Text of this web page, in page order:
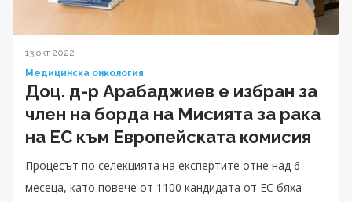
13 окт 2022
Медицинска онкология
Доц. д-р Арабаджиев е избран за
член на борда на Мисията за рака
на ЕС към Европейската комисия
Процесът по селекцията на експертите отне над 6
месеца, като повече от 1100 кандидата от ЕС бяха